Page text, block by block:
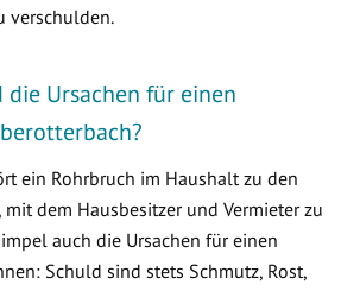
verschulden.
die Ursachen für einen
ein Rohrbruch im Haushalt zu den
dem Hausbesitzer und Vermieter zu
auch die Ursachen für einen
Schuld sind stets Schmutz, Rost,